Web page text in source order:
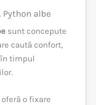
albe
sunt concepute
caută confort,
timpul
o fixare